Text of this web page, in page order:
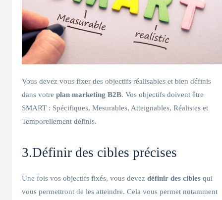
Vous devez vous fixer des objectifs réalisables et bien définis
dans votre plan marketing B2B. Vos objectifs doivent être
SMART : Spécifiques, Mesurables, Atteignables, Réalistes et
Temporellement définis.
3.Définir des cibles précises
Une fois vos objectifs fixés, vous devez définir des cibles qui
vous permettront de les atteindre. Cela vous permet notamment